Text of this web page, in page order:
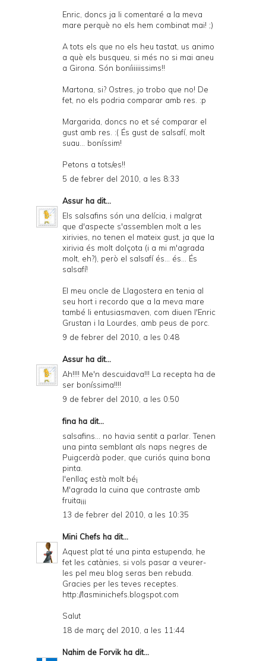
Enric, doncs ja li comentaré a la meva
mare perquè no els hem combinat mai! ;)
A tots els que no els heu tastat, us animo
a què els busqueu, si més no si mai aneu
a Girona. Són boníiiiiissims!!
Martona, si? Ostres, jo trobo que no! De
fet, no els podria comparar amb res. :p
Margarida, doncs no et sé comparar el
gust amb res. :( És gust de salsafí, molt
suau... boníssim!
Petons a tots/es!!
5 de febrer del 2010, a les 8:33
Assur ha dit...
Els salsafins són una delícia, i malgrat
que d'aspecte s'assemblen molt a les
xirivies, no tenen el mateix gust, ja que la
xirivia és molt dolçota (i a mi m'agrada
molt, eh?), però el salsafí és... és... És
salsafí!
El meu oncle de Llagostera en tenia al
seu hort i recordo que a la meva mare
també li entusiasmaven, com diuen l'Enric
Grustan i la Lourdes, amb peus de porc.
9 de febrer del 2010, a les 0:48
Assur ha dit...
Ah!!!! Me'n descuidava!!! La recepta ha de
ser boníssima!!!!
9 de febrer del 2010, a les 0:50
fina ha dit...
salsafins... no havia sentit a parlar. Tenen
una pinta semblant als naps negres de
Puigcerdà poder, que curiós quina bona
pinta.
l'enllaç està molt bé¡
M'agrada la cuina que contraste amb
fruita¡¡¡
13 de febrer del 2010, a les 10:35
Mini Chefs ha dit...
Aquest plat té una pinta estupenda, he
fet les catànies, si vols pasar a veurer-
les pel meu blog seras ben rebuda.
Gracies per les teves receptes.
http://lasminichefs.blogspot.com
Salut
18 de març del 2010, a les 11:44
Nahim de Forvikha dit...